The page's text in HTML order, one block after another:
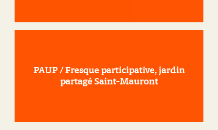
PAUP / Fresque participative, jardin
partagé Saint-Mauront